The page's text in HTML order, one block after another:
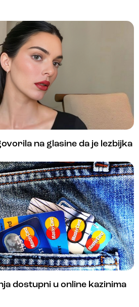
na glasine da je lezbijka
dostupni u online kazinima